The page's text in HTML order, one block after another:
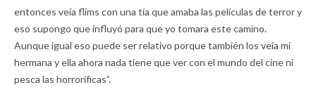
entonces veía flims con una tía que amaba las películas de terror y
eso supongo que influyó para que yo tomara este camino.
Aunque igual eso puede ser relativo porque también los veía mi
hermana y ella ahora nada tiene que ver con el mundo del cine ni
pesca las horroríficas”.